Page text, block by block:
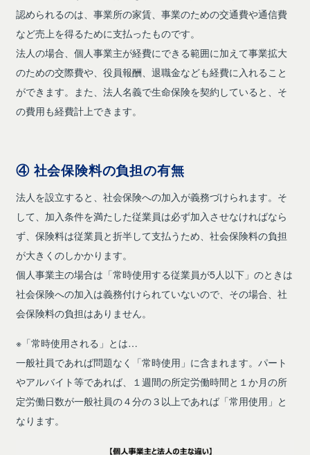
認められるのは、事業所の家賃、事業のための交通費や通信費
など売上を得るために支払ったものです。
法人の場合、個人事業主が経費にできる範囲に加えて事業拡大
のための交際費や、役員報酬、退職金なども経費に入れること
ができます。また、法人名義で生命保険を契約していると、そ
の費用も経費計上できます。
④ 社会保険料の負担の有無
法人を設立すると、社会保険への加入が義務づけられます。そ
して、加入条件を満たした従業員は必ず加入させなければなら
ず、保険料は従業員と折半して支払うため、社会保険料の負担
が大きくのしかかります。
個人事業主の場合は「常時使用する従業員が5人以下」のときは
社会保険への加入は義務付けられていないので、その場合、社
会保険料の負担はありません。
※「常時使用される」とは…
一般社員であれば問題なく「常時使用」に含まれます。パート
やアルバイト等であれば、１週間の所定労働時間と１か月の所
定労働日数が一般社員の４分の３以上であれば「常用使用」と
なります。